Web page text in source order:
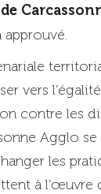
approuvé.
vers
contre les
Agglo
les
à l’œuvre